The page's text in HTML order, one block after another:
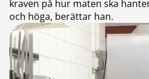
kraven på hur maten ska
och höga, berättar han.